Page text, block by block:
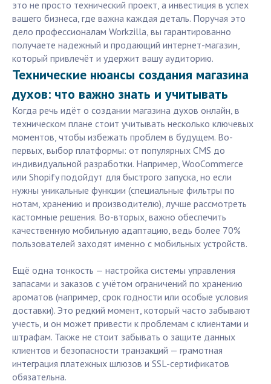
это не просто технический проект, а инвестиция в успех
вашего бизнеса, где важна каждая деталь. Поручая это
дело профессионалам Workzilla, вы гарантированно
получаете надежный и продающий интернет-магазин,
который привлечёт и удержит вашу аудиторию.
Технические нюансы создания магазина
духов: что важно знать и учитывать
Когда речь идёт о создании магазина духов онлайн, в
техническом плане стоит учитывать несколько ключевых
моментов, чтобы избежать проблем в будущем. Во-
первых, выбор платформы: от популярных CMS до
индивидуальной разработки. Например, WooCommerce
или Shopify подойдут для быстрого запуска, но если
нужны уникальные функции (специальные фильтры по
нотам, хранению и производителю), лучше рассмотреть
кастомные решения. Во-вторых, важно обеспечить
качественную мобильную адаптацию, ведь более 70%
пользователей заходят именно с мобильных устройств.
Ещё одна тонкость — настройка системы управления
запасами и заказов с учётом ограничений по хранению
ароматов (например, срок годности или особые условия
доставки). Это редкий момент, который часто забывают
учесть, и он может привести к проблемам с клиентами и
штрафам. Также не стоит забывать о защите данных
клиентов и безопасности транзакций — грамотная
интеграция платежных шлюзов и SSL-сертификатов
обязательна.